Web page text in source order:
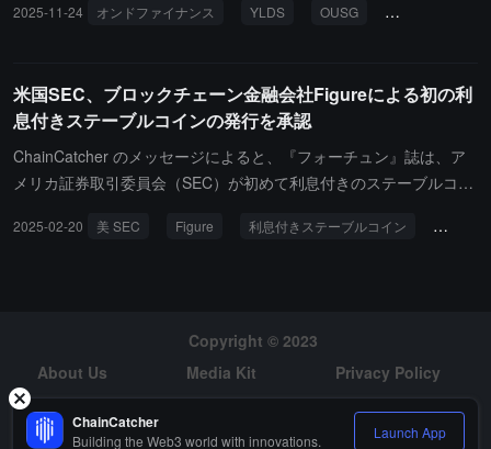
化し、多様な配分を向上させるためです。OUSGの現在のTVLは7.8
れています。
2025-11-24 オンドファイナンス YLDS OUSG フィギュア
米国SEC、ブロックチェーン金融会社Figureによる初の利
息付きステーブルコインの発行を承認
ChainCatcher のメッセージによると、『フォーチュン』誌は、ア
メリカ証券取引委員会（SEC）が初めて利息付きのステーブルコイ
S と呼ばれ、デジタル資産会社 Figure Markets によって開発さ
ある中、YLDS は証券として正式に SEC に登録されます。Figure
の CEO マイク・キャグニーは、『フォーチュン』のインタビュー
で、YLDS が株式や債券と同じ金融カテゴリーに位置づけられるこ
とを示しています。SEC のウェブサイトに掲載された文書による
2025-02-20 美 SEC Figure 利息付きステーブルコイン YLDS
Copyright © 2023
About Us
Media Kit
Privacy Policy
Risk Warning
Hiring
ChainCatcher
Building the Web3 world with innovations. Launch App